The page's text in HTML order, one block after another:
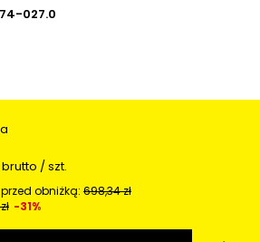
027.0
brutto /szt.
obniżką: 698,34 zł
-31%